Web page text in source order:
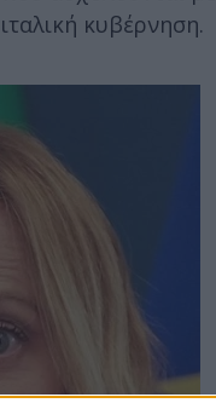
κυβέρνηση.